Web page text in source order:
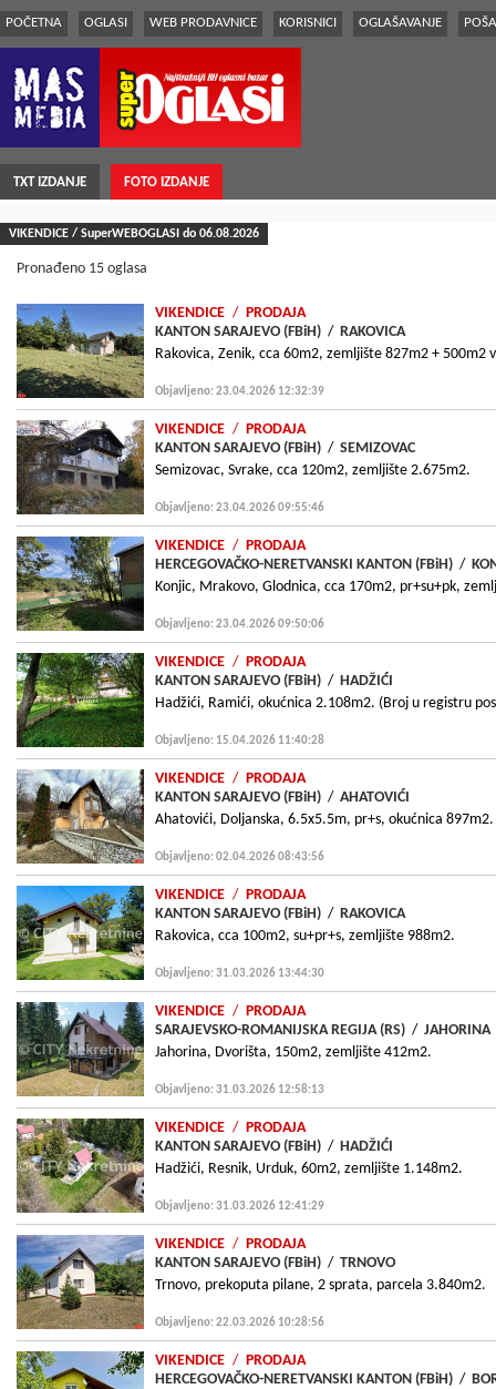
POČETNA OGLASI WEB PRODAVNICE KORISNICI OGLAŠAVANJE
TXT IZDANJE FOTO IZDANJE
VIKENDICE / SuperWEBOGLASI do 06.08.2026
Pronađeno 15 oglasa
VIKENDICE / PRODAJA
KANTON SARAJEVO (FBiH) / RAKOVICA
Rakovica, Zenik, cca 60m2, zemljište 827m2 + 500m2
Objavljeno: 23.04.2026 12:32:39
VIKENDICE / PRODAJA
KANTON SARAJEVO (FBiH) / SEMIZOVAC
Semizovac, Svrake, cca 120m2, zemljište 2.675m2.
Objavljeno: 23.04.2026 09:55:46
VIKENDICE / PRODAJA
HERCEGOVAČKO-NERETVANSKI KANTON (FBiH) /
Konjic, Mrakovo, Glodnica, cca 170m2, pr+su+pk,
Objavljeno: 23.04.2026 09:50:06
VIKENDICE / PRODAJA
KANTON SARAJEVO (FBiH) / HADŽIĆI
Hadžići, Ramići, okućnica 2.108m2. (Broj u registru
Objavljeno: 15.04.2026 11:40:28
VIKENDICE / PRODAJA
KANTON SARAJEVO (FBiH) / AHATOVIĆI
Ahatovići, Doljanska, 6.5x5.5m, pr+s, okućnica 897m2.
Objavljeno: 02.04.2026 08:43:56
VIKENDICE / PRODAJA
KANTON SARAJEVO (FBiH) / RAKOVICA
Rakovica, cca 100m2, su+pr+s, zemljište 988m2.
Objavljeno: 31.03.2026 13:44:30
VIKENDICE / PRODAJA
SARAJEVSKO-ROMANIJSKA REGIJA (RS) / JAHORINA
Jahorina, Dvorišta, 150m2, zemljište 412m2.
Objavljeno: 31.03.2026 12:58:13
VIKENDICE / PRODAJA
KANTON SARAJEVO (FBiH) / HADŽIĆI
Hadžići, Resnik, Urduk, 60m2, zemljište 1.148m2.
Objavljeno: 31.03.2026 12:41:29
VIKENDICE / PRODAJA
KANTON SARAJEVO (FBiH) / TRNOVO
Trnovo, prekoputa pilane, 2 sprata, parcela 3.840m2.
Objavljeno: 22.03.2026 10:28:56
VIKENDICE / PRODAJA
HERCEGOVAČKO-NERETVANSKI KANTON (FBiH) /